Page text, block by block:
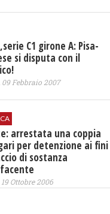
C1 girone A: Pisa-
si disputa con il
09 Febbraio 2007
arrestata una coppia
per detenzione ai fini
di sostanza
Ottobre 2006